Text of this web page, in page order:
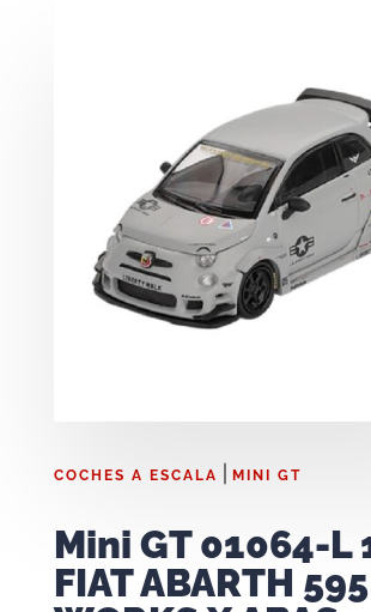
COCHES A ESCALA MINI GT
Mini GT 01064-L
FIAT ABARTH